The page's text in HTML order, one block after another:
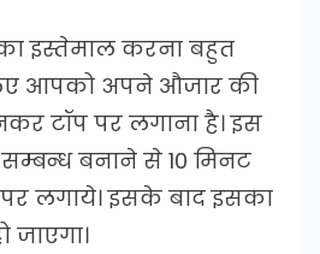
इस्तेमाल करना बहुत
आपको अपने औजार की
टॉप पर लगाना है। इस
सम्बन्ध बनाने से 10 मिनट
लगाये। इसके बाद इसका
जाएगा।